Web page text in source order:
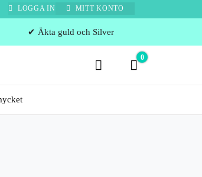
LOGGA IN MITT KONTO
✔ Äkta guld och Silver
0 kr
0